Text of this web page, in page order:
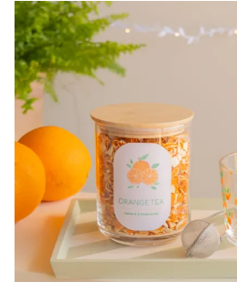
MACHEN
–
IKEA
HACK
KAFFEE-
LIEBHABER